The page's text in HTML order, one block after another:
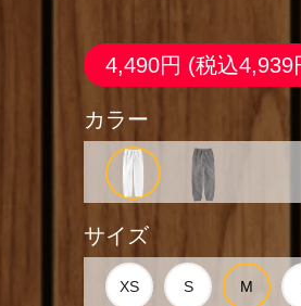
4,490円 (税込4,939
カラー
サイズ